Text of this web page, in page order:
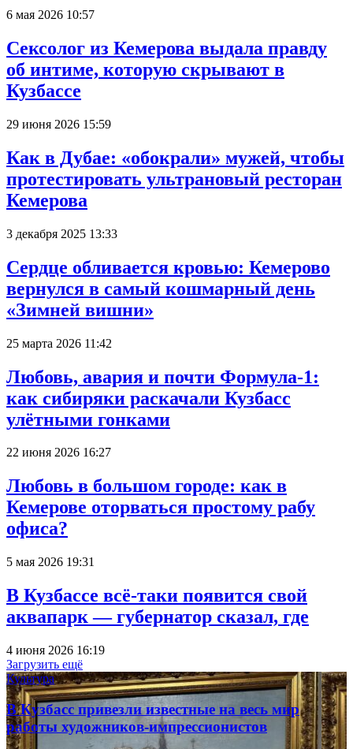
6 мая 2026 10:57
Сексолог из Кемерова выдала правду
об интиме, которую скрывают в
Кузбассе
29 июня 2026 15:59
Как в Дубае: «обокрали» мужей, чтобы
протестировать ультрановый ресторан
Кемерова
3 декабря 2025 13:33
Сердце обливается кровью: Кемерово
вернулся в самый кошмарный день
«Зимней вишни»
25 марта 2026 11:42
Любовь, авария и почти Формула-1:
как сибиряки раскачали Кузбасс
улётными гонками
22 июня 2026 16:27
Любовь в большом городе: как в
Кемерове оторваться простому рабу
офиса?
5 мая 2026 19:31
В Кузбассе всё-таки появится свой
аквапарк — губернатор сказал, где
4 июня 2026 16:19
Загрузить ещё
Культура
В Кузбасс привезли известные на весь мир
работы художников-импрессионистов